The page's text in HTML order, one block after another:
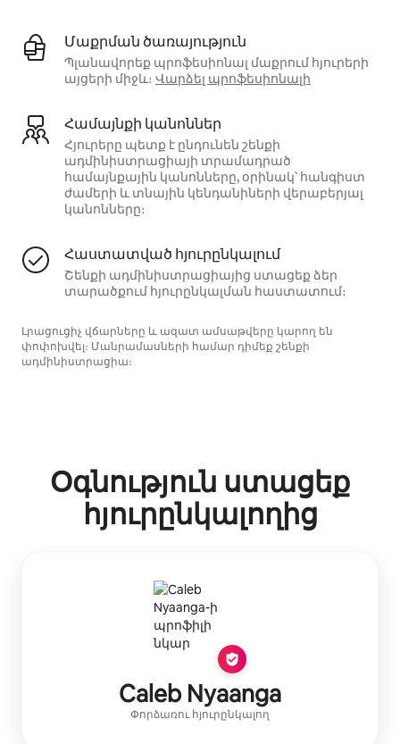
Մաքրման ծառայություն
Պլանավորեք պրոֆեսիոնալ մաքրում հյուրերի
այցերի միջև։ Վարձել պրոֆեսիոնալի
Համայնքի կանոններ
Հյուրերը պետք է ընդունեն շենքի
ադմինիստրացիայի տրամադրած
համայնքային կանոնները, օրինակ՝ հանգիստ
ժամերի և տնային կենդանիների վերաբերյալ
կանոնները։
Հաստատված հյուրընկալում
Շենքի ադմինիստրացիայից ստացեք ձեր
տարածքում հյուրընկալման հաստատում։
Լրացուցիչ վճարները և ազատ ամսաթվերը կարող են
փոփոխվել։ Մանրամասների համար դիմեք շենքի
ադմինիստրացիա։
Օգնություն ստացեք
հյուրընկալողից
Caleb Nyaanga
Փորձառու հյուրընկալող